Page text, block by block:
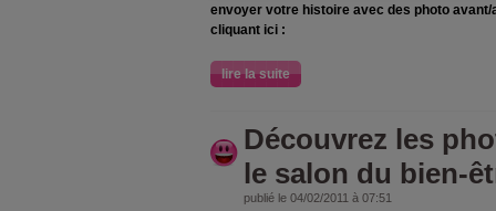
envoyer votre histoire avec des photo avant/
cliquant ici :
lire la suite
Découvrez les
le salon du bien-
publié le 04/02/2011 à 07:51